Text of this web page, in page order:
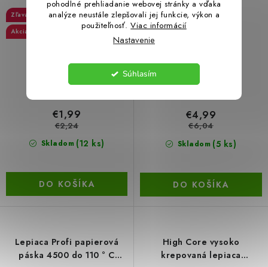
pohodlné prehliadanie webovej stránky a vďaka
analýze neustále zlepšovali jej funkcie, výkon a
použiteľnosť.Viac informácií
Nastavenie
Súhlasím
krep do 60 ° C, 30 mm × 50
m
Akcia
Skladom (12 ks)
€1,99
€2,24
DO KOŠÍKA
mm x 50 m
17 %
Skladom (5 ks)
€4,99
€6,04
DO KOŠÍKA
Lepiaca Profi papierová
páska 4500 do 110 ° C
High Core vysoko
krepovaná lepiaca